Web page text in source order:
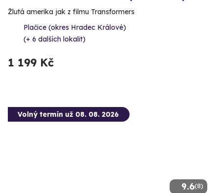
Žlutá amerika jak z filmu Transformers
Plačice (okres Hradec Králové)
(+ 6 dalších lokalit)
1 199 Kč
9.6(8)
Volný termín už 08. 08. 2026